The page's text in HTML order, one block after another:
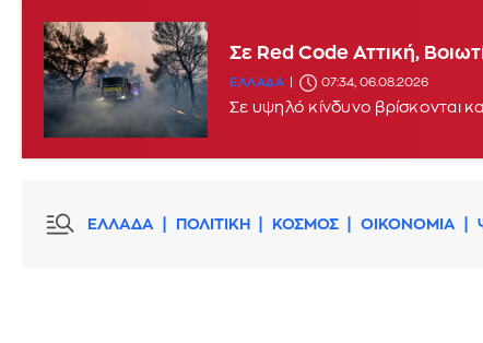
Σε Red Code Αττική,
ΕΛΛΑΔΑ 07:34, 06.08.2026
Σε υψηλό κίνδυνο βρίσκονται
ΕΛΛΑΔΑ ΠΟΛΙΤΙΚΗ ΚΟΣΜΟΣ ΟΙΚΟΝΟΜΙΑ